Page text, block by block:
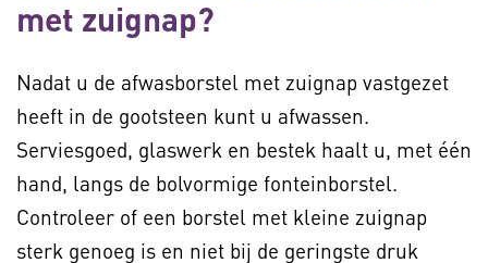
met zuignap?
Nadat u de afwasborstel met zuignap vastgezet
heeft in de gootsteen kunt u afwassen.
Serviesgoed, glaswerk en bestek haalt u, met één
hand, langs de bolvormige fonteinborstel.
Controleer of een borstel met kleine zuignap
sterk genoeg is en niet bij de geringste druk